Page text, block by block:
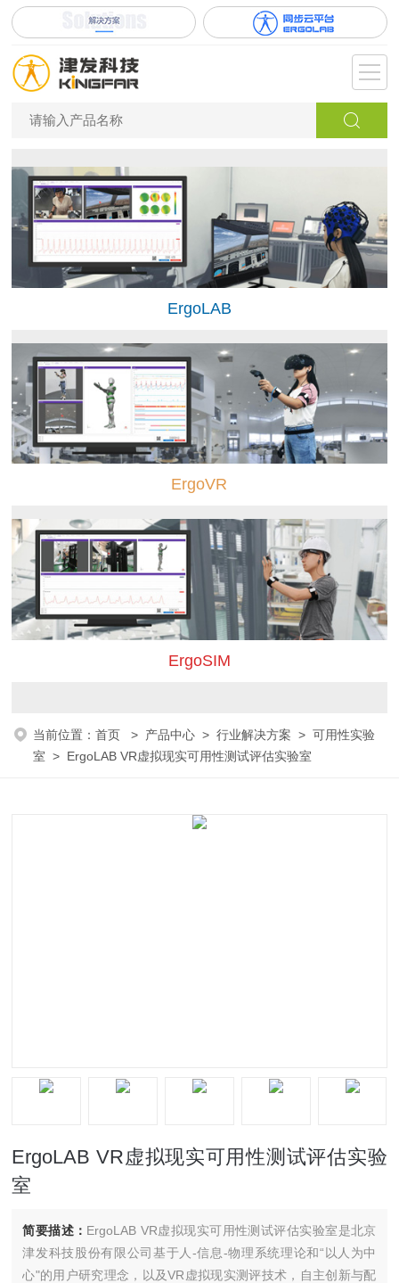
ErgoLAB
ErgoVR
ErgoSIM
当前位置：首页 > 产品中心 >行业解决方案 >可用性实验
室 > ErgoLAB VR虚拟现实可用性测试评估实验室
ErgoLAB VR虚拟现实可用性测试评估实验
室
简要描述： ErgoLAB VR虚拟现实可用性测试评估实验室是北京
津发科技股份有限公司基于人-信息-物理系统理论和“以人为中
心"的用户研究理念，以及VR虚拟现实测评技术，自主创新与配